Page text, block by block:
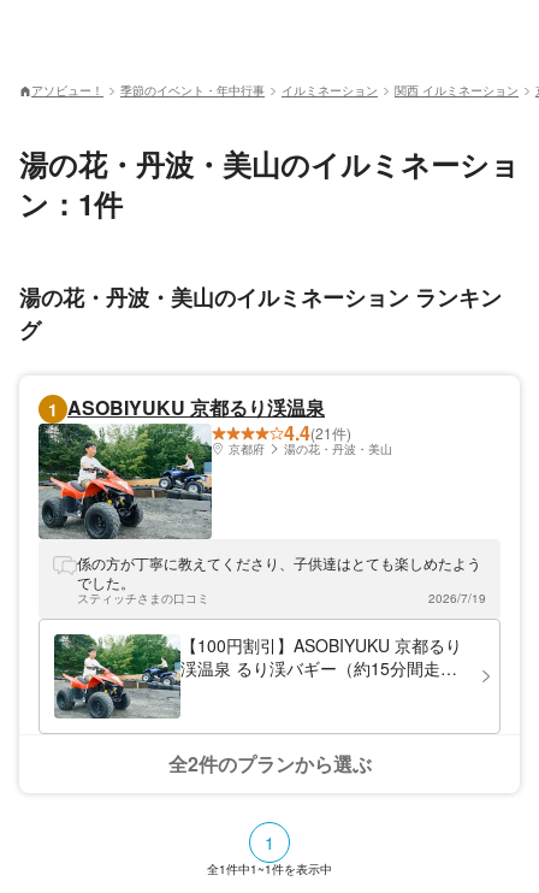
アソビュー！ 季節のイベント・年中行事 イルミネーション 関西 イルミネーション
湯の花・丹波・美山のイルミネーショ
ン：1件
湯の花・丹波・美山のイルミネーション ランキン
グ
1 ASOBIYUKU 京都るり渓温泉
4.4(21件)
京都府 湯の花・丹波・美山
係の方が丁寧に教えてくださり、子供達はとても楽しめたよう
でした。
スティッチさまの口コミ 2026/7/19
【100円割引】ASOBIYUKU 京都るり
渓温泉 るり渓バギー（約15分間走り
全2件のプランから選ぶ
1
全1件中1~1件を表示中